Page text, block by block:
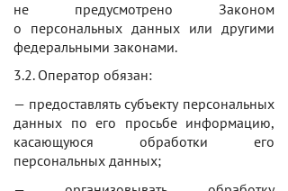
не предусмотрено Законом
о персональных данных или другими
федеральными законами.
3.2. Оператор обязан:
— предоставлять субъекту персональных
данных по его просьбе информацию,
касающуюся обработки его
персональных данных;